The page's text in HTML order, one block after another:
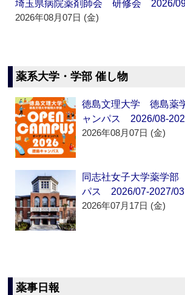
埼玉県病院薬剤師会 研修会 2026/
2026年08月07日 (金)
薬系大学・学部 催し物
徳島文理大学 徳島薬
ャンパス 2026/08-
2026年08月07日 (金)
同志社女子大学薬学
パス 2026/07-2027/03
2026年07月17日 (金)
薬事日報